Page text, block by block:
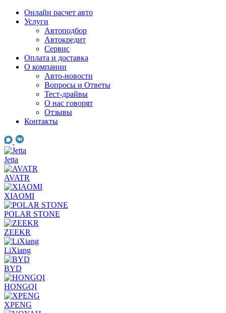
Skip
Онлайн расчет авто
Услуги
Автоподбор
Автокредит
Сервис
Оплата и доставка
О компании
Авто-новости
Вопросы и Ответы
Тест-драйвы
О нас говорят
Отзывы
Контакты
Jetta
AVATR
XIAOMI
POLAR STONE
ZEEKR
LiXiang
BYD
HONGQI
XPENG